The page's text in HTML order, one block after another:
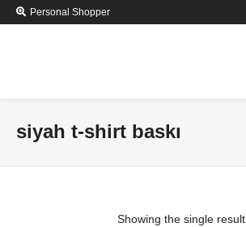
Personal Shopper
siyah t-shirt baskı
Showing the single result